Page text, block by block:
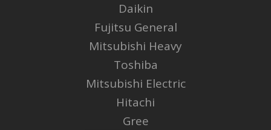
Daikin
Fujitsu General
Mitsubishi Heavy
Toshiba
Mitsubishi Electric
Hitachi
Gree